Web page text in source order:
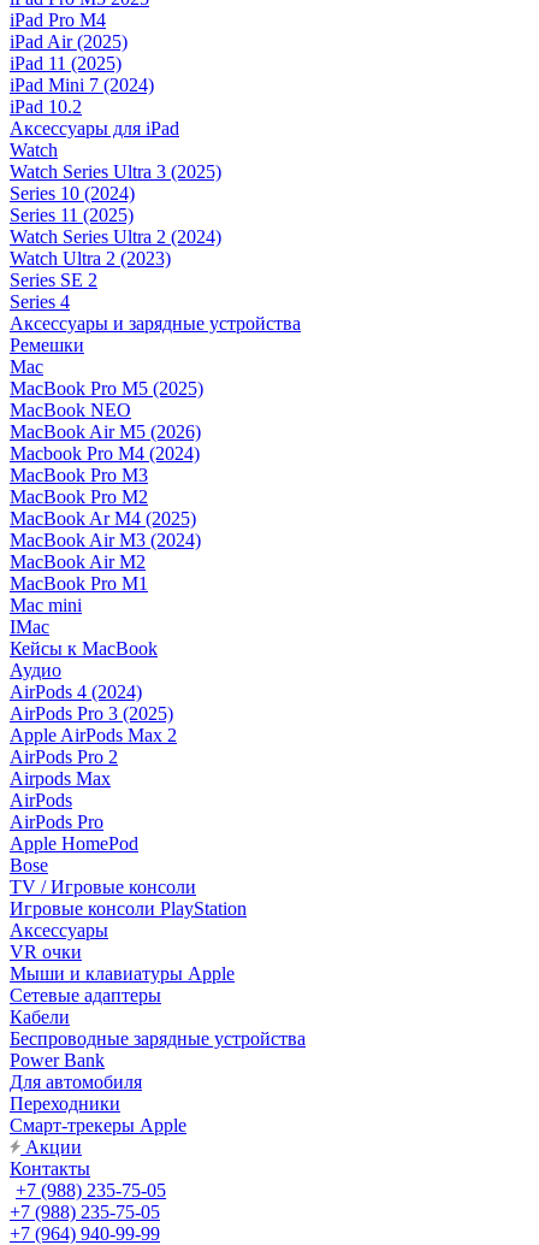
iPad Pro M4
iPad Air (2025)
iPad 11 (2025)
iPad Mini 7 (2024)
iPad 10.2
Аксессуары для iPad
Watch
Watch Series Ultra 3 (2025)
Series 10 (2024)
Series 11 (2025)
Watch Series Ultra 2 (2024)
Watch Ultra 2 (2023)
Series SE 2
Series 4
Аксессуары и зарядные устройства
Ремешки
Mac
MacBook Pro M5 (2025)
MacBook NEO
MacBook Air M5 (2026)
Macbook Pro M4 (2024)
MacBook Pro M3
MacBook Pro M2
MacBook Ar M4 (2025)
MacBook Air M3 (2024)
MacBook Air M2
MacBook Pro M1
Mac mini
IMac
Кейсы к MacBook
Аудио
AirPods 4 (2024)
AirPods Pro 3 (2025)
Apple AirPods Max 2
AirPods Pro 2
Airpods Max
AirPods
AirPods Pro
Apple HomePod
Bose
TV / Игровые консоли
Игровые консоли PlayStation
Аксессуары
VR очки
Мыши и клавиатуры Apple
Сетевые адаптеры
Кабели
Беспроводные зарядные устройства
Power Bank
Для автомобиля
Переходники
Смарт-трекеры Apple
Акции
Контакты
+7 (988) 235-75-05
+7 (988) 235-75-05
+7 (964) 940-99-99